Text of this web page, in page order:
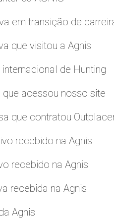
em transição de
que visitou a Agnis
de Hunting
que acessou nosso site
que contratou
recebido na Agnis
recebido na Agnis
recebida na Agnis
Agnis